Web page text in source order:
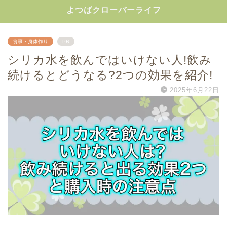
よつばクローバーライフ
食事・身体作り PR
シリカ水を飲んではいけない人!飲み
続けるとどうなる?2つの効果を紹介!
2025年6月22日